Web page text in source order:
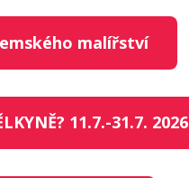
malířství
11.7.-31.7. 2026